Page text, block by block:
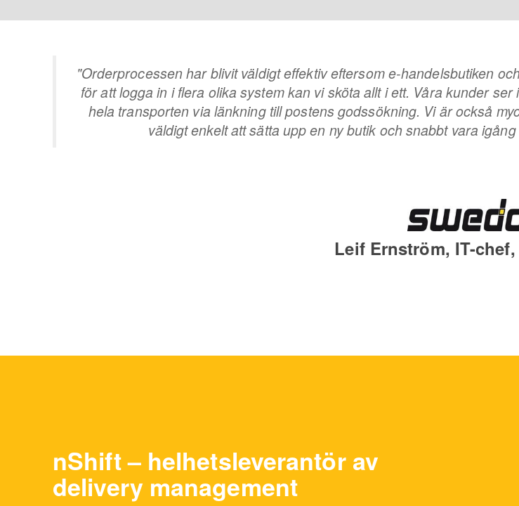
"Orderprocessen har blivit väldigt effektiv eftersom e-handelsbutiken
för att logga in i flera olika system kan vi sköta allt i ett. Våra kunder
hela transporten via länkning till postens godssökning. Vi är också
väldigt enkelt att sätta upp en ny butik och snabbt vara
Leif Ernström, IT-
nShift – helhetsleverantör av
delivery management